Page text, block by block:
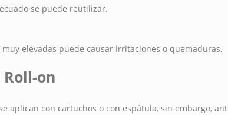
se puede reutilizar.
elevadas puede causar irritaciones o quemaduras.
on
aplican con cartuchos o con espátula, sin embargo,